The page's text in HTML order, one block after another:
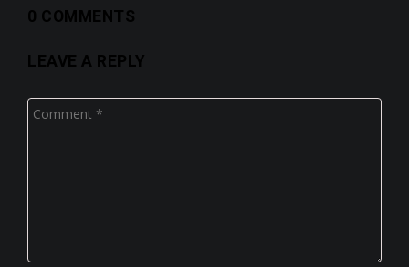
0 COMMENTS
LEAVE A REPLY